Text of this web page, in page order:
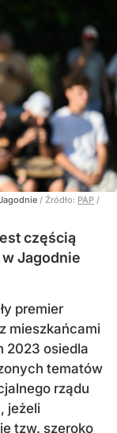
/ Źródło: PAP /
częścią
Jagodnie
premier
mieszkańcami
2023 osiedla
tematów
rządu
jeżeli
tzw. szeroko